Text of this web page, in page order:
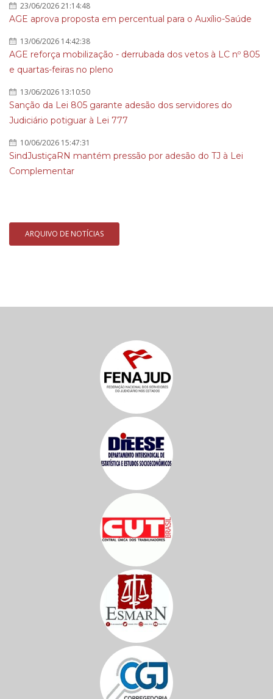
23/06/2026 21:14:48
AGE aprova proposta em percentual para o Auxílio-Saúde
13/06/2026 14:42:38
AGE reforça mobilização - derrubada dos vetos à LC nº 805
e quartas-feiras no pleno
13/06/2026 13:10:50
Sanção da Lei 805 garante adesão dos servidores do
Judiciário potiguar à Lei 777
10/06/2026 15:47:31
SindJustiçaRN mantém pressão por adesão do TJ à Lei
Complementar
ARQUIVO DE NOTÍCIAS